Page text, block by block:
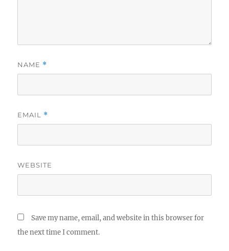
NAME *
EMAIL *
WEBSITE
Save my name, email, and website in this browser for
the next time I comment.